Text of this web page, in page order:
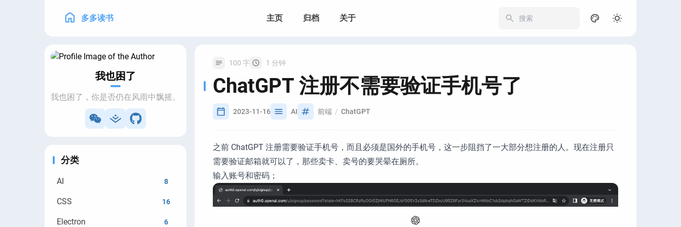
多多读书 主页 归档 关于
我也困了
我也困了，你是否仍在风雨中飘摇。
分类
AI 8
CSS 16
Electron 6
100 字 1 分钟
ChatGPT 注册不需要验证手机号了
2023-11-16 AI 前端 ChatGPT
之前 ChatGPT 注册需要验证手机号，而且必须是国外的手机号，这一步阻挡了一大部分想注册的人。现在注册只
需要验证邮箱就可以了，那些卖卡、卖号的要哭晕在厕所。
输入账号和密码；